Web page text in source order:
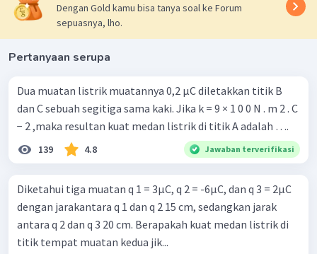
Dengan Gold kamu bisa tanya soal ke Forum
sepuasnya, lho.
Pertanyaan serupa
Dua muatan listrik muatannya 0,2 µC diletakkan titik B
dan C sebuah segitiga sama kaki. Jika k = 9 × 1 0 0 N . m 2 . C
− 2 ,maka resultan kuat medan listrik di titik A adalah ….
139 4.8 Jawaban terverifikasi
Diketahui tiga muatan q 1 = 3μC, q 2 = -6μC, dan q 3 = 2μC
dengan jarakantara q 1 dan q 2 15 cm, sedangkan jarak
antara q 2 dan q 3 20 cm. Berapakah kuat medan listrik di
titik tempat muatan kedua jik...